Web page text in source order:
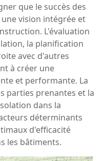
que le succès des
vision intégrée et
L'évaluation
la planification
avec d'autres
à créer une
et performante. La
parties prenantes et la
dans la
déterminants
d'efficacité
les bâtiments.